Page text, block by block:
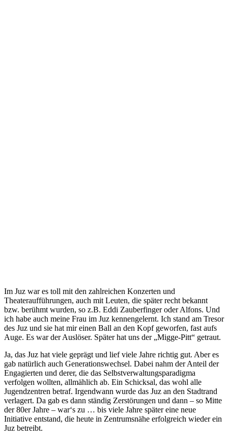
Im Juz war es toll mit den zahlreichen Konzerten und
Theateraufführungen, auch mit Leuten, die später recht bekannt
bzw. berühmt wurden, so z.B. Eddi Zauberfinger oder Alfons. Und
ich habe auch meine Frau im Juz kennengelernt. Ich stand am Tresor
des Juz und sie hat mir einen Ball an den Kopf geworfen, fast aufs
Auge. Es war der Auslöser. Später hat uns der „Migge-Pitt“ getraut.
Ja, das Juz hat viele geprägt und lief viele Jahre richtig gut. Aber es
gab natürlich auch Generationswechsel. Dabei nahm der Anteil der
Engagierten und derer, die das Selbstverwaltungsparadigma
verfolgen wollten, allmählich ab. Ein Schicksal, das wohl alle
Jugendzentren betraf. Irgendwann wurde das Juz an den Stadtrand
verlagert. Da gab es dann ständig Zerstörungen und dann – so Mitte
der 80er Jahre – war‘s zu … bis viele Jahre später eine neue
Initiative entstand, die heute in Zentrumsnähe erfolgreich wieder ein
Juz betreibt.